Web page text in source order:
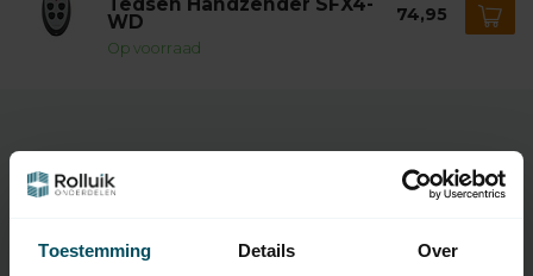
Toestemming Details Over
WD
Op voorraad
74,95
Specificaties
Artikelnummer